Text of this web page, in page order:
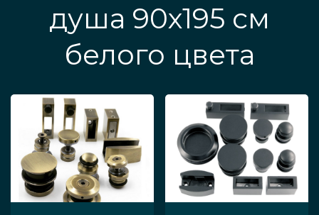
душа 90х195 см
белого цвета